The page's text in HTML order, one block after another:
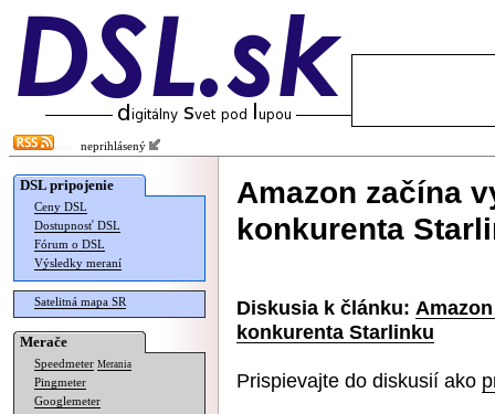
neprihlásený
DSL pripojenie
Ceny DSL
Dostupnosť DSL
Fórum o DSL
Výsledky meraní
Satelitná mapa SR
Merače
Speedmeter Merania
Pingmeter
Googlemeter
Amazon začína
konkurenta
Diskusia k článku:
konkurenta Starlinku
Prispievajte do diskusií ako